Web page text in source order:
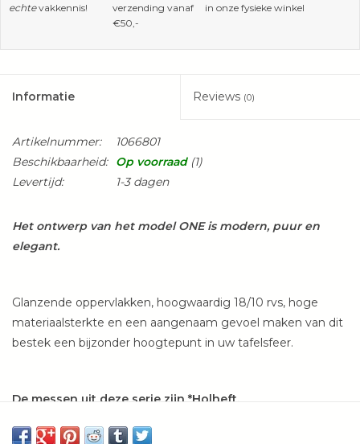
echtevakkennis!
verzending vanaf
€50,-
in onze fysieke winkel
Informatie Reviews (0)
Artikelnummer:
1066801
Beschikbaarheid:
Op voorraad(1)
Levertijd:
1-3 dagen
Het ontwerp van het model ONE is modern, puur en
elegant.
Glanzende oppervlakken, hoogwaardig 18/10 rvs, hoge
materiaalsterkte en een aangenaam gevoel maken van dit
bestek een bijzonder hoogtepunt in uw tafelsfeer.
De messen uit deze serie zijn *Holheft.
*Dit betekent dat het lemmet en de handgreep van twee